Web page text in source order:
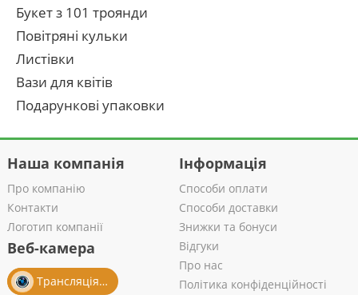
Букет з 101 троянди
Повітряні кульки
Листівки
Вази для квітів
Подарункові упаковки
Наша компанія
Про компанію
Контакти
Логотип компанії
Веб-камера
Трансляція із салону
Інформація
Способи оплати
Способи доставки
Знижки та бонуси
Відгуки
Про нас
Політика конфіденційності